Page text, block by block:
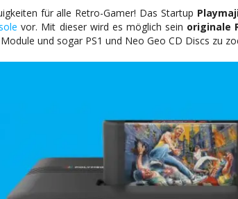
für alle Retro-Gamer! Das Startup
vor. Mit dieser wird es möglich sein originale
und sogar PS1 und Neo Geo CD Discs zu